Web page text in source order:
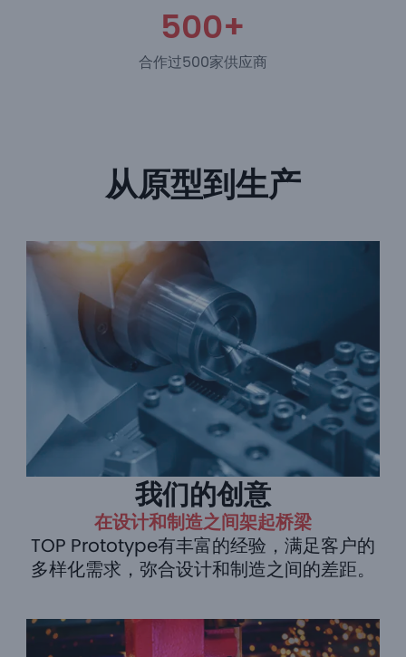
500+
合作过500家供应商
从原型到生产
我们的创意
在设计和制造之间架起桥梁
TOP Prototype有丰富的经验，满足客户的
多样化需求，弥合设计和制造之间的差距。